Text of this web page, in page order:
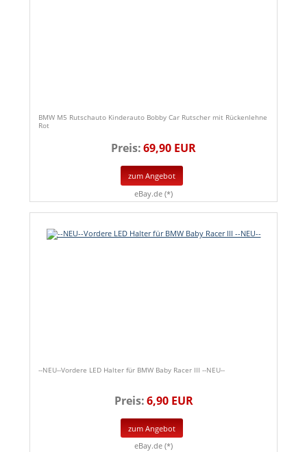
BMW M5 Rutschauto Kinderauto Bobby Car Rutscher mit Rückenlehne
Rot
Preis:69,90 EUR
zum Angebot
eBay.de (*)
--NEU--Vordere LED Halter für BMW Baby Racer III --NEU--
Preis:6,90 EUR
zum Angebot
eBay.de (*)